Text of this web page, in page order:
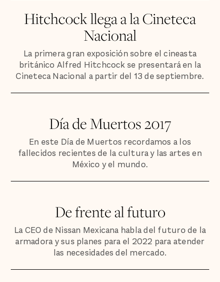
Hitchcock llega a la Cineteca
Nacional
La primera gran exposición sobre el cineasta
británico Alfred Hitchcock se presentará en la
Cineteca Nacional a partir del 13 de septiembre.
Día de Muertos 2017
En este Día de Muertos recordamos a los
fallecidos recientes de la cultura y las artes en
México y el mundo.
De frente al futuro
La CEO de Nissan Mexicana habla del futuro de la
armadora y sus planes para el 2022 para atender
las necesidades del mercado.